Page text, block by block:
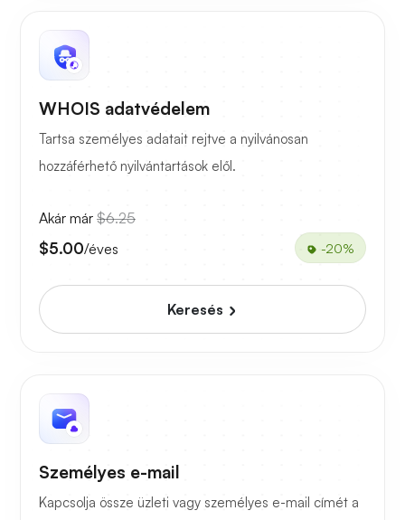
WHOIS adatvédelem
Tartsa személyes adatait rejtve a nyilvánosan
hozzáférhető nyilvántartások elől.
Akár már $6.25
$5.00/éves -20%
Keresés
Személyes e-mail
Kapcsolja össze üzleti vagy személyes e-mail címét a